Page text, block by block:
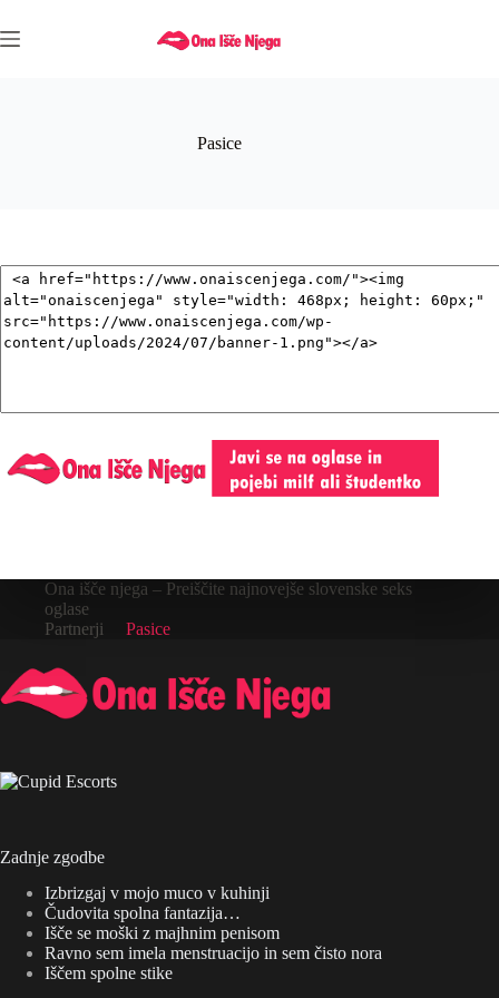
to
content
Pasice
Ona išče njega – Preiščite najnovejše slovenske seks
oglase
Partnerji
Pasice
Zadnje zgodbe
Izbrizgaj v mojo muco v kuhinji
Čudovita spolna fantazija…
Išče se moški z majhnim penisom
Ravno sem imela menstruacijo in sem čisto nora
Iščem spolne stike